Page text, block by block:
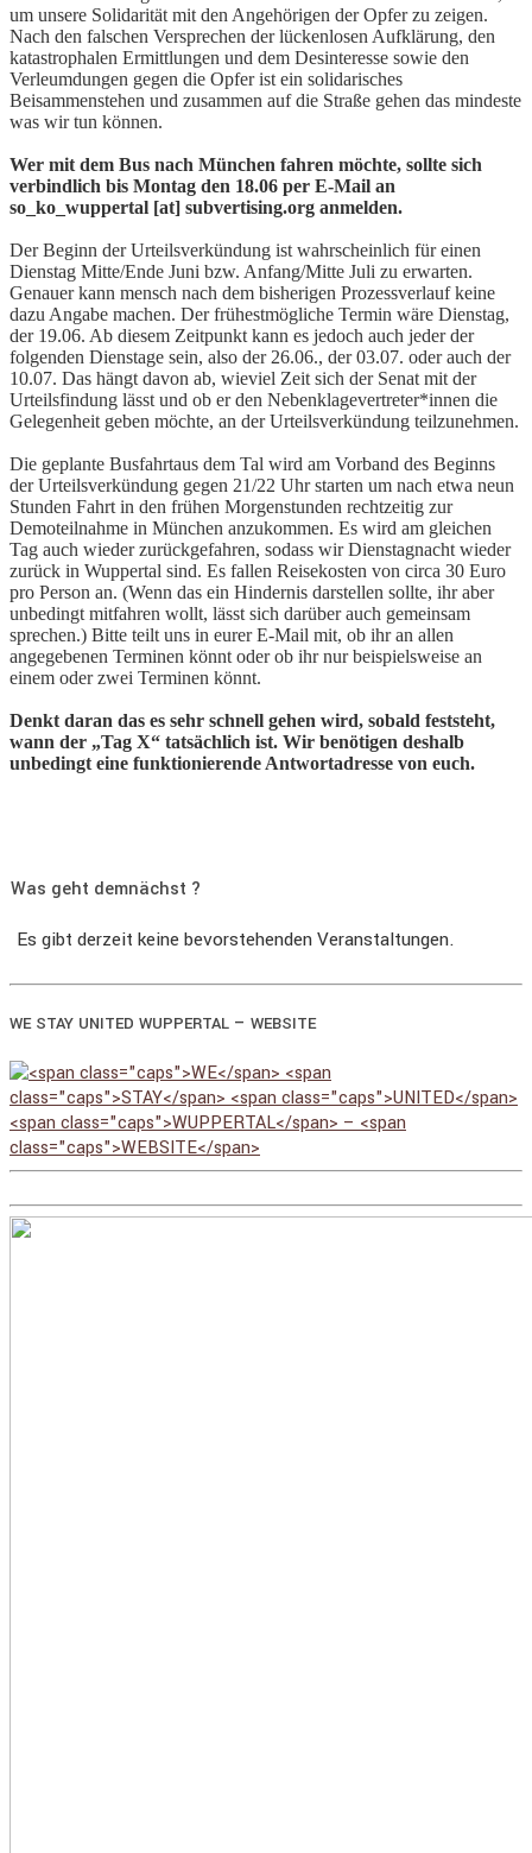
um unsere Solidarität mit den Angehörigen der Opfer zu zeigen.
Nach den falschen Versprechen der lückenlosen Aufklärung, den
katastrophalen Ermittlungen und dem Desinteresse sowie den
Verleumdungen gegen die Opfer ist ein solidarisches
Beisammenstehen und zusammen auf die Straße gehen das mindeste
was wir tun können.
Wer mit dem Bus nach München fahren möchte, sollte sich
verbindlich bis Montag den 18.06 per E-Mail an
so_ko_wuppertal [at] subvertising.org anmelden.
Der Beginn der Urteilsverkündung ist wahrscheinlich für einen
Dienstag Mitte/Ende Juni bzw. Anfang/Mitte Juli zu erwarten.
Genauer kann mensch nach dem bisherigen Prozessverlauf keine
dazu Angabe machen. Der frühestmögliche Termin wäre Dienstag,
der 19.06. Ab diesem Zeitpunkt kann es jedoch auch jeder der
folgenden Dienstage sein, also der 26.06., der 03.07. oder auch der
10.07. Das hängt davon ab, wieviel Zeit sich der Senat mit der
Urteilsfindung lässt und ob er den Nebenklagevertreter*innen die
Gelegenheit geben möchte, an der Urteilsverkündung teilzunehmen.
Die geplante Busfahrtaus dem Tal wird am Vorband des Beginns
der Urteilsverkündung gegen 21/22 Uhr starten um nach etwa neun
Stunden Fahrt in den frühen Morgenstunden rechtzeitig zur
Demoteilnahme in München anzukommen. Es wird am gleichen
Tag auch wieder zurückgefahren, sodass wir Dienstagnacht wieder
zurück in Wuppertal sind. Es fallen Reisekosten von circa 30 Euro
pro Person an. (Wenn das ein Hindernis darstellen sollte, ihr aber
unbedingt mitfahren wollt, lässt sich darüber auch gemeinsam
sprechen.) Bitte teilt uns in eurer E-Mail mit, ob ihr an allen
angegebenen Terminen könnt oder ob ihr nur beispielsweise an
einem oder zwei Terminen könnt.
Denkt daran das es sehr schnell gehen wird, sobald feststeht,
wann der „Tag X“ tatsächlich ist. Wir benötigen deshalb
unbedingt eine funktionierende Antwortadresse von euch.
Was geht demnächst ?
Es gibt derzeit keine bevorstehenden Veranstaltungen.
WE STAY UNITED WUPPERTAL – WEBSITE